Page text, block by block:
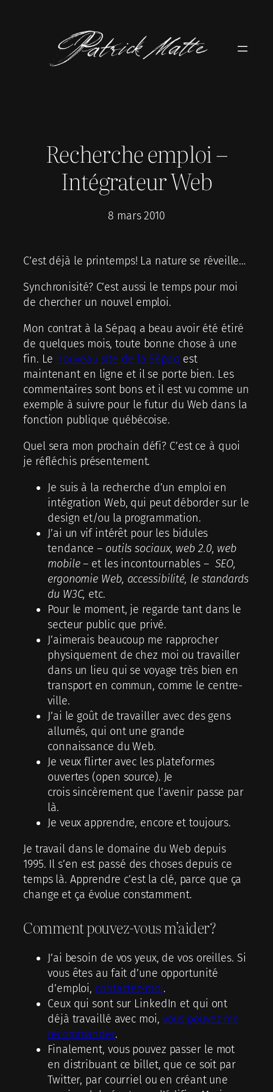
Recherche emploi –
Intégrateur Web
8 mars 2010
C’est déjà le printemps! La nature se réveille…
Synchronisité? C’est aussi le temps pour moi
de chercher un nouvel emploi.
Mon contrat à la Sépaq a beau avoir été étiré
de quelques mois, toute bonne chose à une
fin. Le nouveau site de la Sépaq est
maintenant en ligne et il se porte bien. Les
commentaires sont bons et il est vu comme un
exemple à suivre pour le futur du Web dans la
fonction publique québécoise.
Quel sera mon prochain défi? C’est ce à quoi
je réfléchis présentement.
Je suis à la recherche d’un emploi en
intégration Web, qui peut déborder sur le
design et/ou la programmation.
J’ai un vif intérêt pour les bidules
tendance – outils sociaux, web 2.0, web
mobile– et les incontournables – SEO,
ergonomie Web, accessibilité, le standards
du W3C, etc.
Pour le moment, je regarde tant dans le
secteur public que privé.
J’aimerais beaucoup me rapprocher
physiquement de chez moi ou travailler
dans un lieu qui se voyage très bien en
transport en commun, comme le centre-
ville.
J’ai le goût de travailler avec des gens
allumés, qui ont une grande
connaissance du Web.
Je veux flirter avec les plateformes
ouvertes (open source). Je
crois sincèrement que l’avenir passe par
là.
Je veux apprendre, encore et toujours.
Je travail dans le domaine du Web depuis
1995. Il s’en est passé des choses depuis ce
temps là. Apprendre c’est la clé, parce que ça
change et ça évolue constamment.
Comment pouvez-vous m’aider?
J’ai besoin de vos yeux, de vos oreilles. Si
vous êtes au fait d’une opportunité
d’emploi, contactez-moi.
Ceux qui sont sur LinkedIn et qui ont
déjà travaillé avec moi, vous pouvez me
recommander.
Finalement, vous pouvez passer le mot
en distribuant ce billet, que ce soit par
Twitter, par courriel ou en créant une